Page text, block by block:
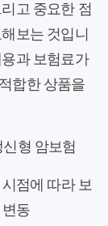
고 중요한 점
보는 것입니
과 보험료가
합한 상품을
신형 암보험
점에 따라 보
동